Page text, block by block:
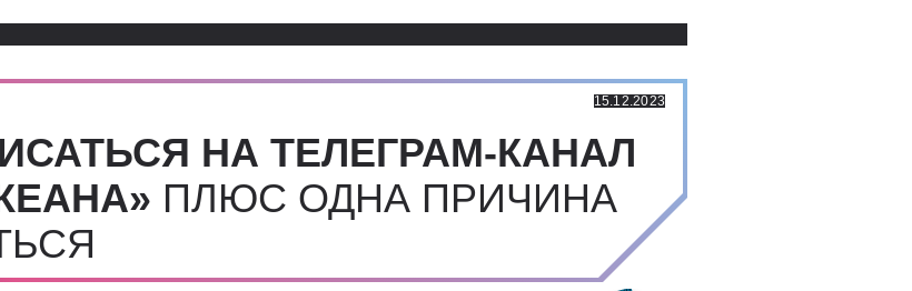
15.12.2023
НА ТЕЛЕГРАМ-КАНАЛ
ПЛЮС ОДНА ПРИЧИНА